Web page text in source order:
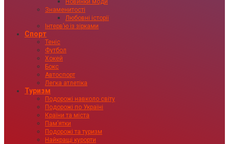
Новинки моди
Знаменитості
Любовні історії
Інтервʼю із зірками
Спорт
Теніс
Футбол
Хокей
Бокс
Автоспорт
Легка атлетіка
Туризм
Подорожі навколо світу
Подорожі по Україні
Країни та міста
Пам’ятки
Подорожі та туризм
Найкращі курорти